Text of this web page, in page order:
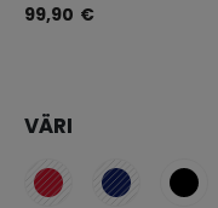
99,90 €
VÄRI